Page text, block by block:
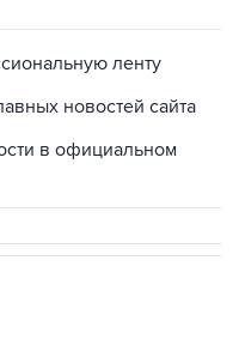
ленту
новостей сайта
в официальном